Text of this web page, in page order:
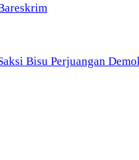
Bisu Perjuangan